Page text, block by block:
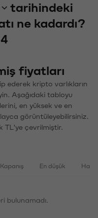
tarihindeki
ne kadardı?
fiyatları
ederek kripto varlıkların
Aşağıdaki tabloyu
en yüksek ve en
görüntüleyebilirsiniz.
TL'ye çevrilmiştir.
Kapanış En düşük
bulunamadı.